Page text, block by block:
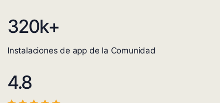
320k+
Instalaciones de app de la Comunidad
4.8